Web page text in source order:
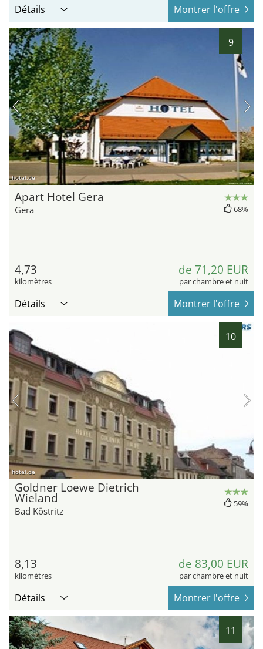
Détails Montrer l'offre
9
hotel.de
Apart Hotel Gera
Gera 68%
4,73
kilomètres
de 71,20 EUR
par chambre et nuit
Détails Montrer l'offre
10
hotel.de
Goldner Loewe Dietrich
Wieland
Bad Köstritz
59%
8,13
kilomètres
de 83,00 EUR
par chambre et nuit
Détails Montrer l'offre
11